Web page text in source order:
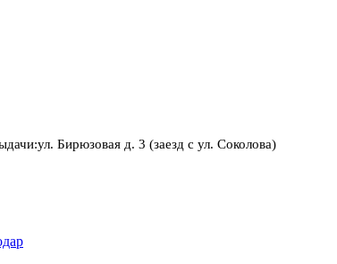
Бирюзовая д. 3 (заезд с ул. Соколова)